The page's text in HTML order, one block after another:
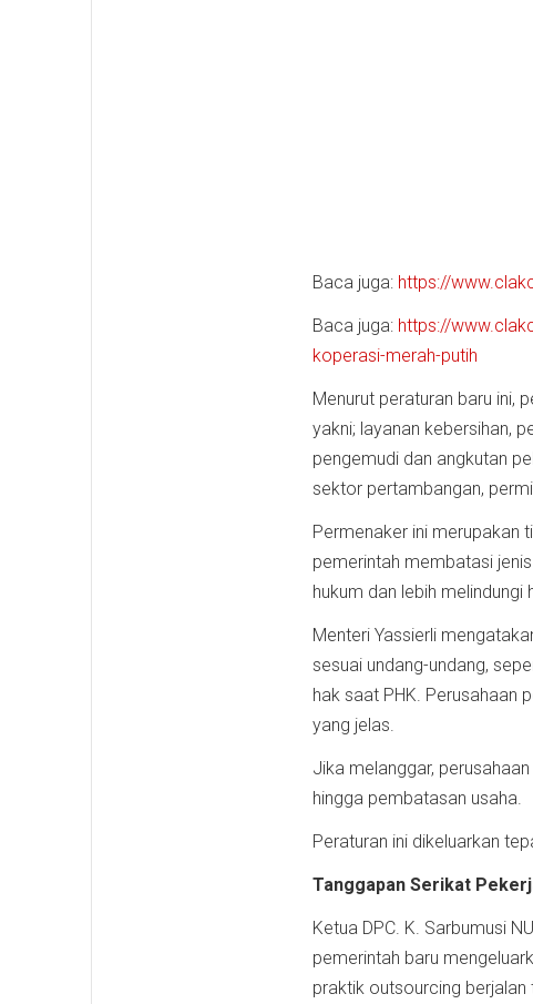
Baca juga: https://
Baca juga: https://
koperasi-merah-putih
Menurut peraturan baru ini,
yakni; layanan kebersihan,
pengemudi dan angkutan
sektor pertambangan,
Permenaker ini merupakan
pemerintah membatasi
hukum dan lebih
Menteri Yassierli
sesuai undang-undang,
hak saat PHK. Perusahaan
yang jelas.
Jika melanggar,
hingga pembatasan usaha.
Peraturan ini dikeluarkan
Tanggapan Serikat
Ketua DPC. K. Sarbumusi
pemerintah baru
praktik outsourcing berjalan